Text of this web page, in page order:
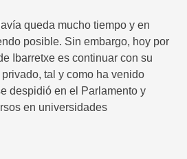
queda mucho tiempo y en
posible. Sin embargo, hoy por
Ibarretxe es continuar con su
tal y como ha venido
despidió en el Parlamento y
en universidades